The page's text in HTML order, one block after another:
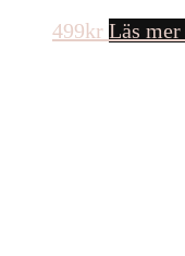
499kr Läs